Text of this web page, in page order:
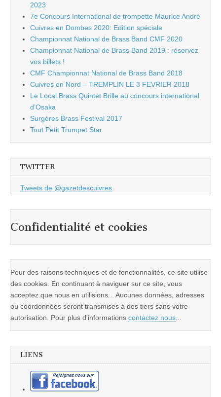
2023
7e Concours International de trompette Maurice André
Cuivres en Dombes 2020: Edition spéciale
Championnat National de Brass Band CMF 2020
Championnat National de Brass Band 2019 : réservez
vos billets !
CMF Championnat National de Brass Band 2018
Cuivres en Nord – TREMPLIN LE 3 FEVRIER 2018
Le Local Brass Quintet Brille au concours international
d’Osaka
Surgères Brass Festival 2017
Tout Petit Trumpet Star
TWITTER
Tweets de @gazetdescuivres
Confidentialité et cookies
Pour des raisons techniques et de fonctionnalités, ce site utilise
des cookies. En continuant à naviguer sur ce site, vous
acceptez que nous en utilisions... Aucunes données, adresses
ou coordonnées seront transmises à des tiers sans votre
autorisation. Pour plus d'informations contactez nous
LIENS